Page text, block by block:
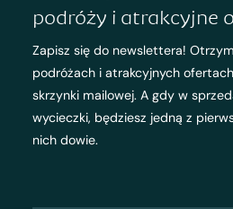
podróży i atrakcyjne
Zapisz się do newslettera!
podróżach i atrakcyjnych
skrzynki mailowej. A gdy w
wycieczki, będziesz jedną z
nich dowie.